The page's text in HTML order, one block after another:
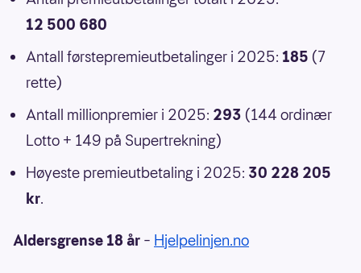
12 500 680
Antall førstepremieutbetalinger i 2025: 185 (7
rette)
Antall millionpremier i 2025: 293 (144 ordinær
Lotto + 149 på Supertrekning)
Høyeste premieutbetaling i 2025: 30 228 205
kr.
Aldersgrense 18 år – Hjelpelinjen.no